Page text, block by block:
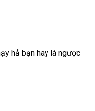
hả bạn hay là ngược